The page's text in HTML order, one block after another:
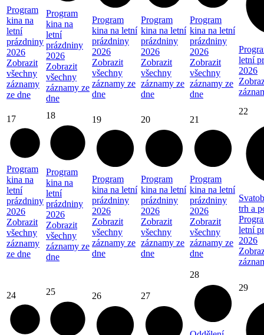
Program
kina na
letní
prázdniny
2026
Zobrazit
všechny
záznamy
ze dne
Program
kina na
letní
prázdniny
2026
Zobrazit
všechny
záznamy ze
dne
Program
kina na letní
prázdniny
2026
Zobrazit
všechny
záznamy ze
dne
Program
kina na letní
prázdniny
2026
Zobrazit
všechny
záznamy ze
dne
Program
kina na letní
prázdniny
2026
Zobrazit
všechny
záznamy ze
dne
letní
2026
17
Program
kina na
letní
prázdniny
2026
Zobrazit
všechny
záznamy
ze dne
18
Program
kina na
letní
prázdniny
2026
Zobrazit
všechny
záznamy ze
dne
19
Program
kina na letní
prázdniny
2026
Zobrazit
všechny
záznamy ze
dne
20
Program
kina na letní
prázdniny
2026
Zobrazit
všechny
záznamy ze
dne
21
Program
kina na letní
prázdniny
2026
Zobrazit
všechny
záznamy ze
dne
22
trh a
letní
2026
24 25 26 27
28
29